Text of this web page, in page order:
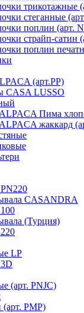
трикотажные
стеганные
поплин (арт.
страйп-сатин
поплин
(арт.PP)
CASA LUSSO
Пима
жаккард
CASANDRA
(Турция)
LP
(арт. PNJC)
PMP)